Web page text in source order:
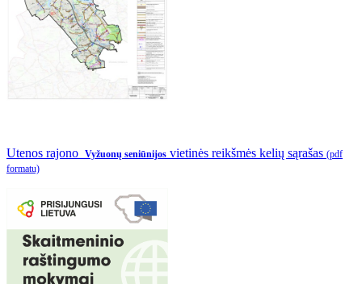
Utenos rajono Vyžuonų seniūnijos vietinės reikšmės kelių sąrašas (pdf
formatu)